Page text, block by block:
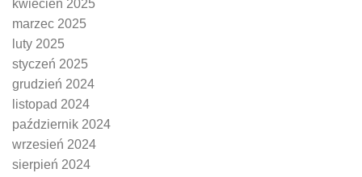
kwiecień 2025
marzec 2025
luty 2025
styczeń 2025
grudzień 2024
listopad 2024
październik 2024
wrzesień 2024
sierpień 2024